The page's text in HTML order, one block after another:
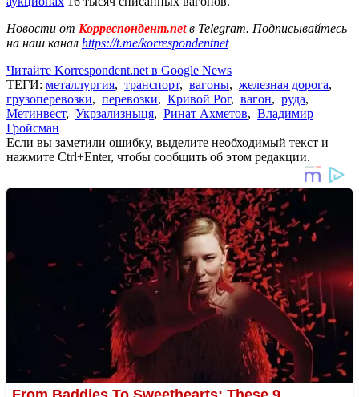
Новости от Корреспондент.netв Telegram. Подписывайтесь
на наш канал https://t.me/korrespondentnet
Читайте Korrespondent.net в Google News
ТЕГИ: металлургия, транспорт, вагоны, железная дорога,
грузоперевозки, перевозки, Кривой Рог, вагон, руда,
Метинвест, Укрзализныця, Ринат Ахметов, Владимир
Гройсман
Если вы заметили ошибку, выделите необходимый текст и
нажмите Ctrl+Enter, чтобы сообщить об этом редакции.